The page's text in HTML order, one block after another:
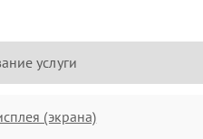
услуги
(экрана)